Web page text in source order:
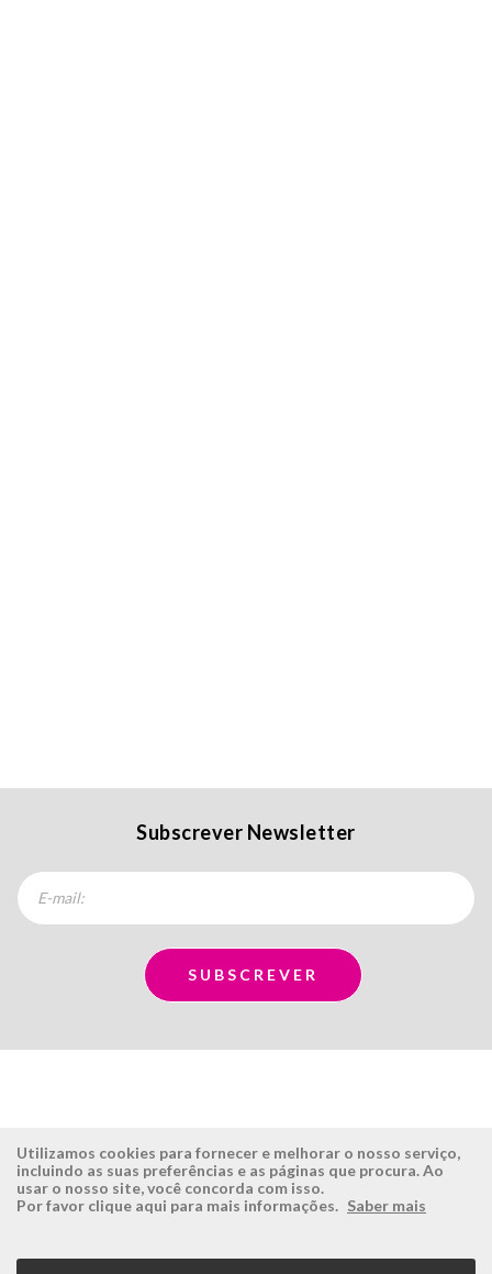
Subscrever Newsletter
ÉSISTEMAS
Empresa
ÁREA RESERVADA
Login
Utilizamos cookies para fornecer e melhorar o nosso serviço,
incluindo as suas preferências e as páginas que procura. Ao
usar o nosso site, você concorda com isso.
Por favor clique aqui para mais informações. Saber mais